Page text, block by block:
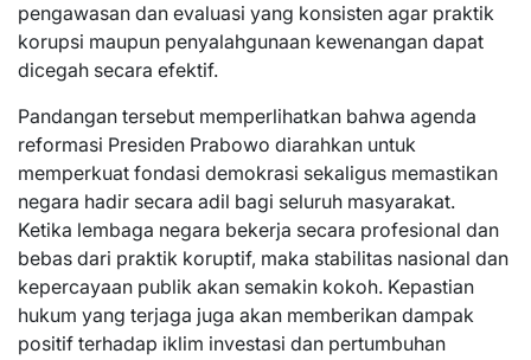
pengawasan dan evaluasi yang konsisten agar praktik
korupsi maupun penyalahgunaan kewenangan dapat
dicegah secara efektif.
Pandangan tersebut memperlihatkan bahwa agenda
reformasi Presiden Prabowo diarahkan untuk
memperkuat fondasi demokrasi sekaligus memastikan
negara hadir secara adil bagi seluruh masyarakat.
Ketika lembaga negara bekerja secara profesional dan
bebas dari praktik koruptif, maka stabilitas nasional dan
kepercayaan publik akan semakin kokoh. Kepastian
hukum yang terjaga juga akan memberikan dampak
positif terhadap iklim investasi dan pertumbuhan